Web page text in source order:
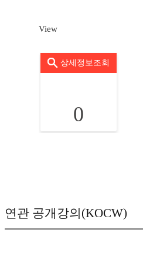
View
상세정보조회
0
연관 공개강의(KOCW)